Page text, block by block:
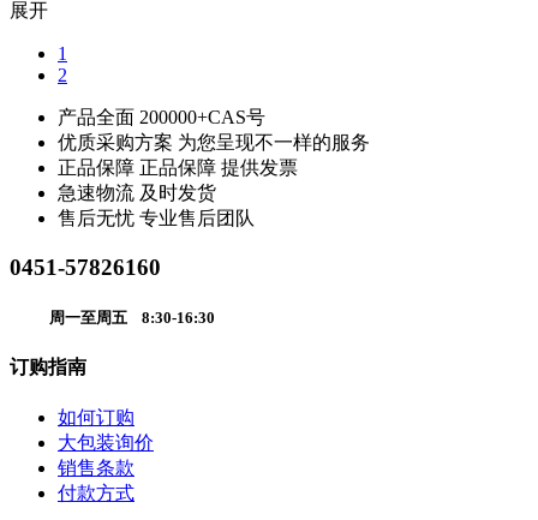
展开
1
2
产品全面 200000+CAS号
优质采购方案 为您呈现不一样的服务
正品保障 正品保障 提供发票
急速物流 及时发货
售后无忧 专业售后团队
0451-57826160
周一至周五 8:30-16:30
订购指南
如何订购
大包装询价
销售条款
付款方式